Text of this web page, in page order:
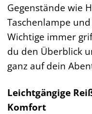
Gegenstände wie
Taschenlampe
Wichtige immer
du den Überblick
ganz auf dein
Leichtgängige
Komfort